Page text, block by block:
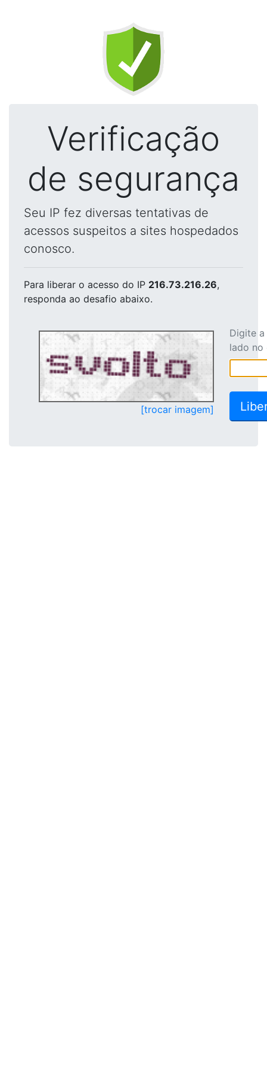
Verificação
de segurança
Seu IP fez diversas tentativas de
acessos suspeitos a sites hospedados
conosco.
Para liberar o acesso do IP 216.73.216.26,
responda ao desafio abaixo.
[trocar imagem]
Digite
lado no